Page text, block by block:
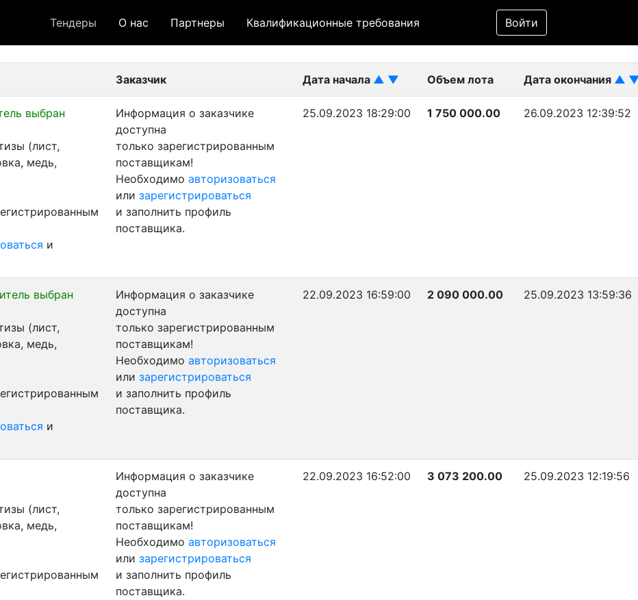
Тендеры О нас Партнеры Квалификационные требования Войти
Фильтр
Заказчик Дата начала ▲ ▼ Объем лота Дата окончания ▲
выбран
(лист,
медь,
и
Информация о заказчике
доступна
только зарегистрированным
поставщикам!
Необходимо авторизоваться
или зарегистрироваться
и заполнить профиль
поставщика.
25.09.2023 18:29:00 1 750 000.00 26.09.2023 12:39:52
выбран
(лист,
медь,
и
Информация о заказчике
доступна
только зарегистрированным
поставщикам!
Необходимо авторизоваться
или зарегистрироваться
и заполнить профиль
поставщика.
22.09.2023 16:59:00 2 090 000.00 25.09.2023 13:59:36
(лист,
медь,
Информация о заказчике
доступна
только зарегистрированным
поставщикам!
Необходимо авторизоваться
или зарегистрироваться
и заполнить профиль
поставщика.
22.09.2023 16:52:00 3 073 200.00 25.09.2023 12:19:56